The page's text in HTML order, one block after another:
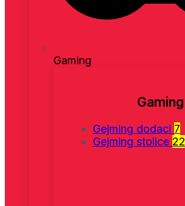
Gaming
Gaming
Gejming dodaci 7
Gejming stolice 22